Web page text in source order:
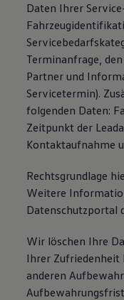
Daten Ihrer
Terminanfrage,
Partner und
Servicetermin).
folgenden Daten:
Zeitpunkt der
Kontaktaufnahme
Rechtsgrundlage
Weitere
Datenschutzportal
Wir löschen Ihre
Ihrer
anderen